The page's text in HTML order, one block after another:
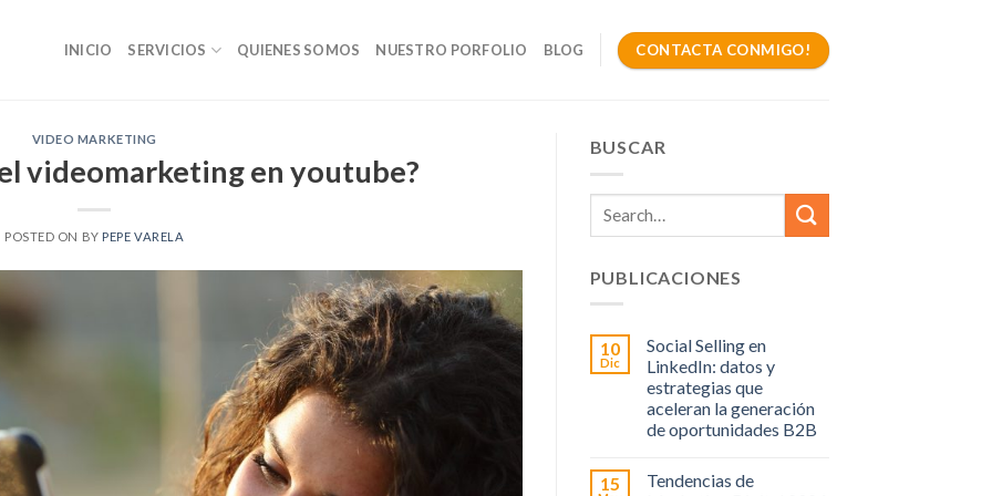
INICIO SERVICIOS QUIENES SOMOS NUESTRO PORFOLIO BLOG CONTACTA CONMIGO!
VIDEO MARKETING
videomarketing en youtube?
POSTED ON BY PEPE VARELA
BUSCAR
PUBLICACIONES
10
Dic
Social Selling en
LinkedIn: datos y
estrategias que
aceleran la generación
de oportunidades B2B
15
Tendencias de